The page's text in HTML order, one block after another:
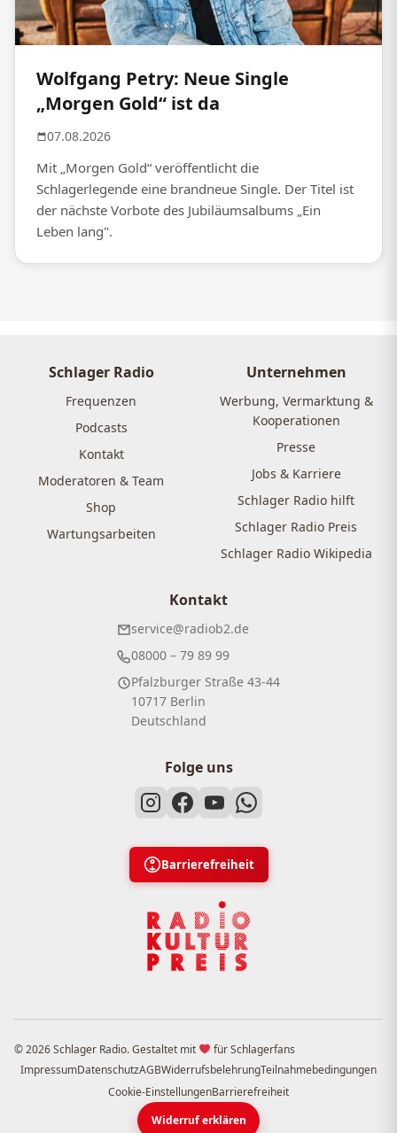
Wolfgang Petry: Neue Single
„Morgen Gold“ ist da
07.08.2026
Mit „Morgen Gold“ veröffentlicht die
Schlagerlegende eine brandneue Single. Der Titel ist
der nächste Vorbote des Jubiläumsalbums „Ein
Leben lang".
Schlager Radio
Frequenzen
Podcasts
Kontakt
Moderatoren & Team
Shop
Wartungsarbeiten
Unternehmen
Werbung, Vermarktung &
Kooperationen
Presse
Jobs & Karriere
Schlager Radio hilft
Schlager Radio Preis
Schlager Radio Wikipedia
Kontakt
service@radiob2.de
08000 – 79 89 99
Pfalzburger Straße 43-44
10717 Berlin
Deutschland
Folge uns
Barrierefreiheit
© 2026 Schlager Radio. Gestaltet mit
für Schlagerfans
ImpressumDatenschutzAGBWiderrufsbelehrungTeilnahmebedingungen
Cookie-EinstellungenBarrierefreiheit
Widerruf erklären